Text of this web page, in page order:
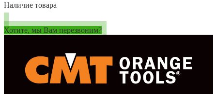
Наличие товара
Хотите, мы Вам перезвоним?